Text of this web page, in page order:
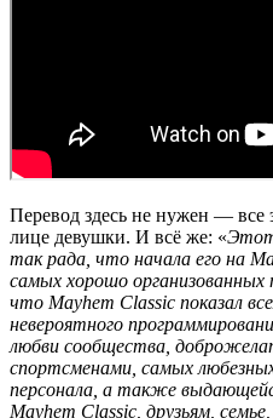
Перевод здесь не нужен — все
лице девушки. И всё же: «Этот
так рада, что начала его на
самых хорошо организованных
что Mayhem Classic показал
невероятного
любви сообщества,
спортсменами, самых
персонала, а также
Mayhem Classic, друзьям,